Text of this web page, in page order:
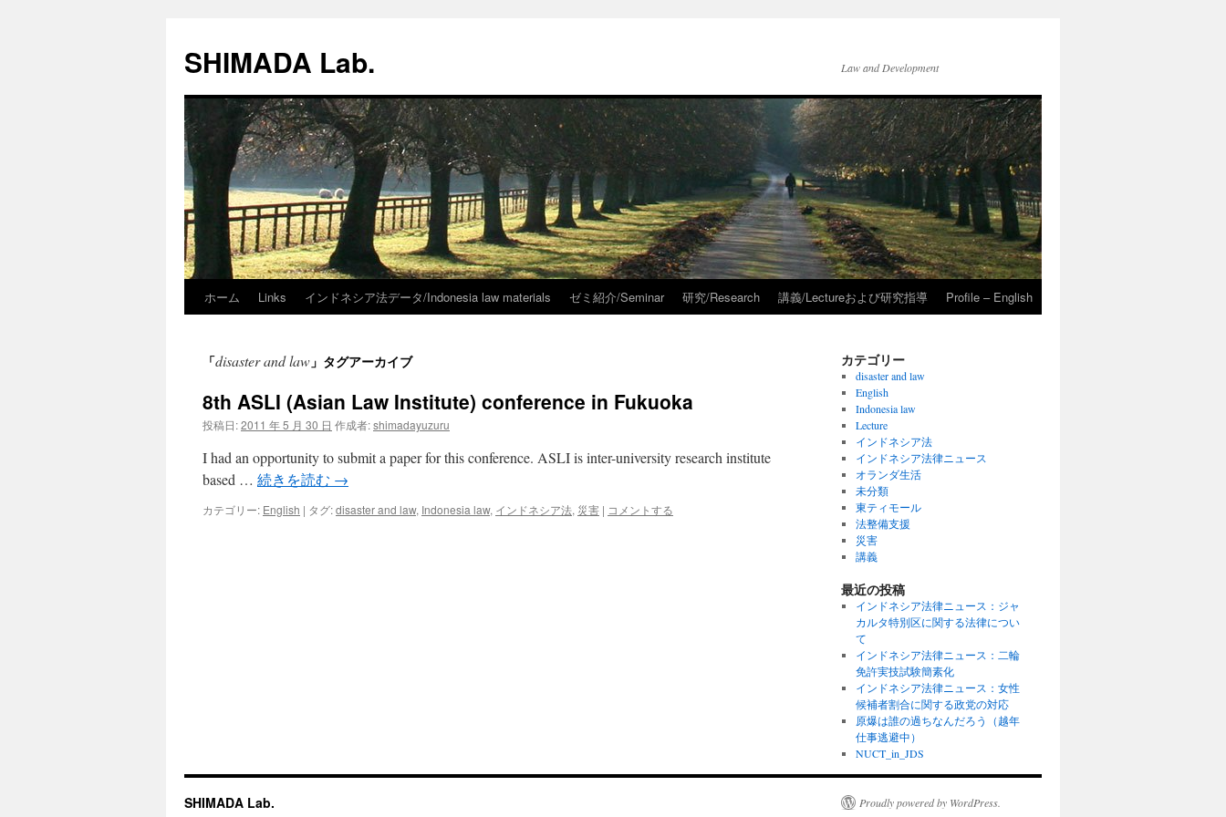
SHIMADA Lab. Law and Development
ホーム Links インドネシア法データ/Indonesia law materials ゼミ紹介/Seminar 研究/Research 講義/Lectureおよび研究指導 Profile – English
「disaster and law 」タグアーカイブ
8th ASLI (Asian Law Institute) conference in Fukuoka
投稿日:2011 年 5 月 30 日 作成者:shimadayuzuru
I had an opportunity to submit a paper for this conference. ASLI is inter-university research institute
based … 続きを読む →
カテゴリー: English | タグ:disaster and law, Indonesia law, インドネシア法, 災害 | コメントする
カテゴリー
disaster and law
English
Indonesia law
Lecture
インドネシア法
インドネシア法律ニュース
オランダ生活
未分類
東ティモール
法整備支援
災害
講義
最近の投稿
インドネシア法律ニュース：ジャ
カルタ特別区に関する法律につい
て
インドネシア法律ニュース：二輪
免許実技試験簡素化
インドネシア法律ニュース：女性
候補者割合に関する政党の対応
原爆は誰の過ちなんだろう（越年
仕事逃避中）
NUCT_in_JDS
SHIMADA Lab. Proudly powered by WordPress.